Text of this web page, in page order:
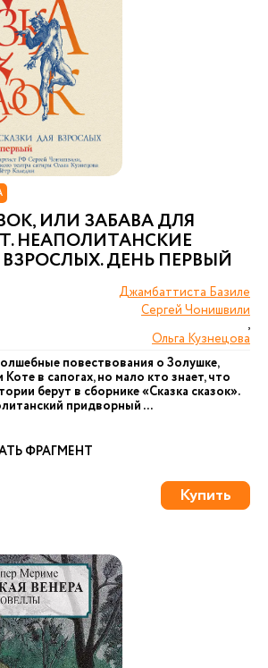
ИЛИ ЗАБАВА ДЛЯ
НЕАПОЛИТАНСКИЕ
ДЕНЬ ПЕРВЫЙ
Джамбаттиста Базиле
Сергей Чонишвили
,
Ольга Кузнецова
повествования о Золушке,
в сапогах, но мало кто знает, что
берут в сборнике «Сказка сказок».
придворный ...
ФРАГМЕНТ
Купить